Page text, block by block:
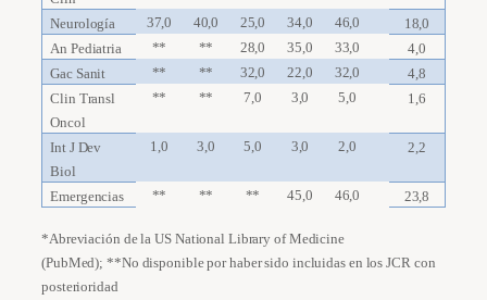
Neurología 37,0 40,0 25,0 34,0 46,0
18,0
An Pediatria
** ** 28,0 35,0 33,0
4,0
Gac Sanit
** ** 32,0 22,0 32,0
4,8
Clin Transl
Oncol
** ** 7,0 3,0 5,0 1,6
Int J Dev
Biol
1,0 3,0 5,0 3,0 2,0 2,2
Emergencias ** ** ** 45,0 46,0 23,8
*Abreviación de la US National Library of Medicine
(PubMed); **No disponible por haber sido incluidas en los JCR con
posterioridad